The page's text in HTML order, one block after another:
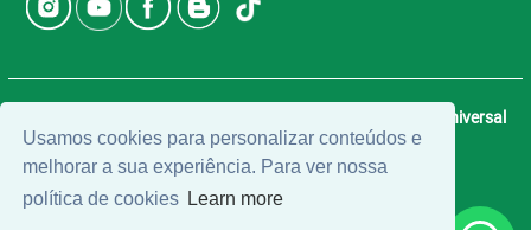
Usamos cookies para personalizar conteúdos e
melhorar a sua experiência. Para ver nossa
política de cookies Learn more
Universal
Software.